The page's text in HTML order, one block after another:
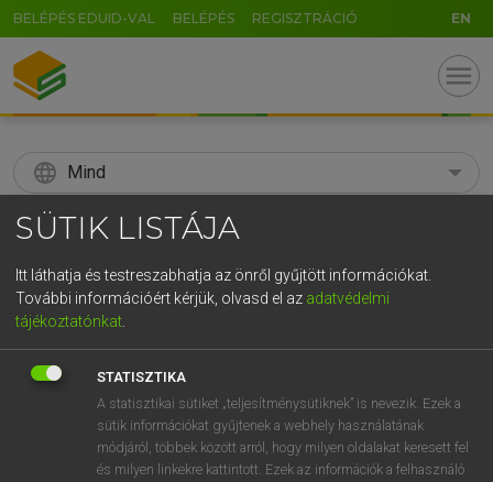
BELÉPÉS EDUID-VAL BELÉPÉS REGISZTRÁCIÓ EN
menu
language Mind
search
KERESÉS
Díjmentes angol szótár
fn katonáskodás
katonaélet
→soldier ige (Infinitive)
SÜTIK LISTÁJA
Itt láthatja és testreszabhatja az önről gyűjtött információkat.
További információért kérjük, olvasd el az adatvédelmi
tájékoztatónkat
STATISZTIKA
A statisztikai sütiket „teljesítménysütiknek” is nevezik. Ezek a
sütik információkat gyűjtenek a webhely használatának
módjáról, többek között arról, hogy milyen oldalakat keresett fel
és milyen linkekre kattintott. Ezek az információk a felhasználó
5 6 7 8 9 ö ü ó
r t z u i o p ő ú
n m , . - AltGr